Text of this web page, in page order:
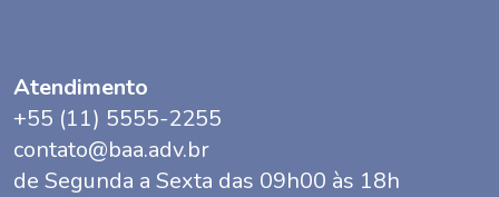
Atendimento
+55 (11) 5555-2255
contato@baa.adv.br
de Segunda a Sexta das 09h00 às 18h